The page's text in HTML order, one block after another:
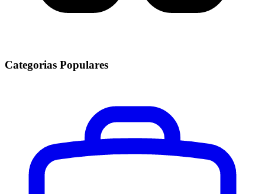
Categorias Populares